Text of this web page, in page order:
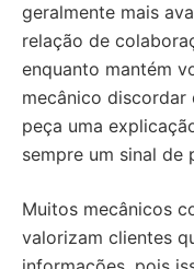
geralmente mais
relação de
enquanto mantém
mecânico discordar
peça uma
sempre um sinal de
Muitos mecânicos
valorizam clientes